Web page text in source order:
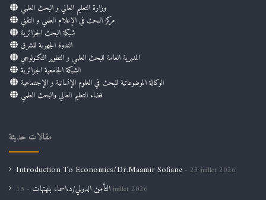
وزارة التعليم العالي و البحث العلمي
مركز البحث في الإعلام العلمي و التقني
شبكة البحث الجزائرية
الندوة الجهوية للشرق
المديرية العامة للبحث العلمي و التطوير التكنولوجي
الشبكة الجامعية الجزائرية
الوكالة الموضوعاتية للبحث في العلوم الإنسانية و الإجتماعية
فضاء التعليم العالي والبحث العلمي
مقالات حديثة
Introduction To Economics/Dr.Maamir Sofiane 23 juillet 2026
التأمين الدولي/د.اسماء بلهتهات15 juillet 2026